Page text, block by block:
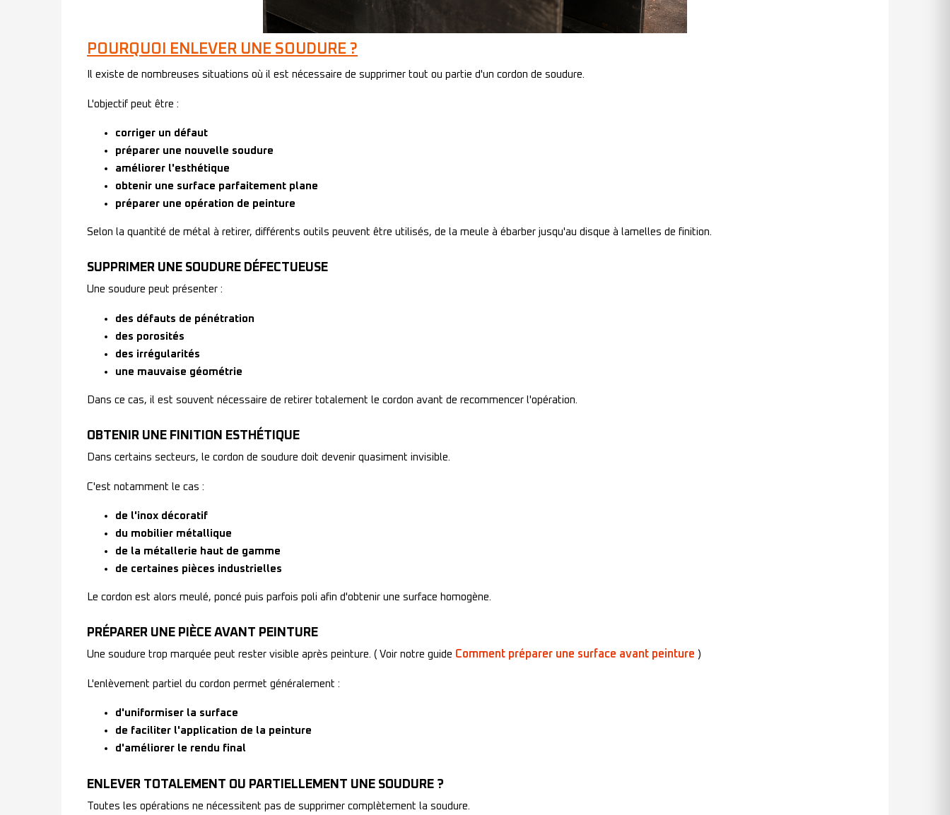
POURQUOI ENLEVER UNE SOUDURE ?
Il existe de nombreuses situations où il est nécessaire de supprimer tout ou partie d'un cordon de soudure.
L'objectif peut être :
corriger un défaut
préparer une nouvelle soudure
améliorer l'esthétique
obtenir une surface parfaitement plane
préparer une opération de peinture
Selon la quantité de métal à retirer, différents outils peuvent être utilisés, de la meule à ébarber jusqu'au disque à lamelles de finition.
SUPPRIMER UNE SOUDURE DÉFECTUEUSE
Une soudure peut présenter :
des défauts de pénétration
des porosités
des irrégularités
une mauvaise géométrie
Dans ce cas, il est souvent nécessaire de retirer totalement le cordon avant de recommencer l'opération.
OBTENIR UNE FINITION ESTHÉTIQUE
Dans certains secteurs, le cordon de soudure doit devenir quasiment invisible.
C'est notamment le cas :
de l'inox décoratif
du mobilier métallique
de la métallerie haut de gamme
de certaines pièces industrielles
Le cordon est alors meulé, poncé puis parfois poli afin d'obtenir une surface homogène.
PRÉPARER UNE PIÈCE AVANT PEINTURE
Une soudure trop marquée peut rester visible après peinture. ( Voir notre guide Comment préparer une surface avant peinture )
L'enlèvement partiel du cordon permet généralement :
d'uniformiser la surface
de faciliter l'application de la peinture
d'améliorer le rendu final
ENLEVER TOTALEMENT OU PARTIELLEMENT UNE SOUDURE ?
Toutes les opérations ne nécessitent pas de supprimer complètement la soudure.